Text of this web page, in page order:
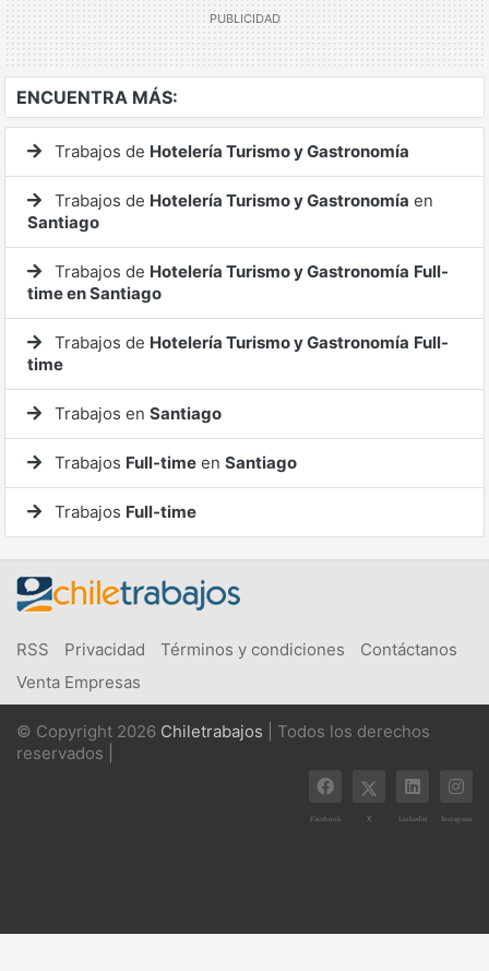
ENCUENTRA MÁS:
Trabajos de Hotelería Turismo y Gastronomía
Trabajos de Hotelería Turismo y Gastronomía en
Santiago
Trabajos de Hotelería Turismo y Gastronomía Full-
time en Santiago
Trabajos de Hotelería Turismo y Gastronomía Full-
time
Trabajos en Santiago
Trabajos Full-time en Santiago
Trabajos Full-time
RSS Privacidad Términos y condiciones
Contáctanos
Venta Empresas
© Copyright 2026 Chiletrabajos | Todos los derechos
reservados |
Facebook X Linkedin Instagram